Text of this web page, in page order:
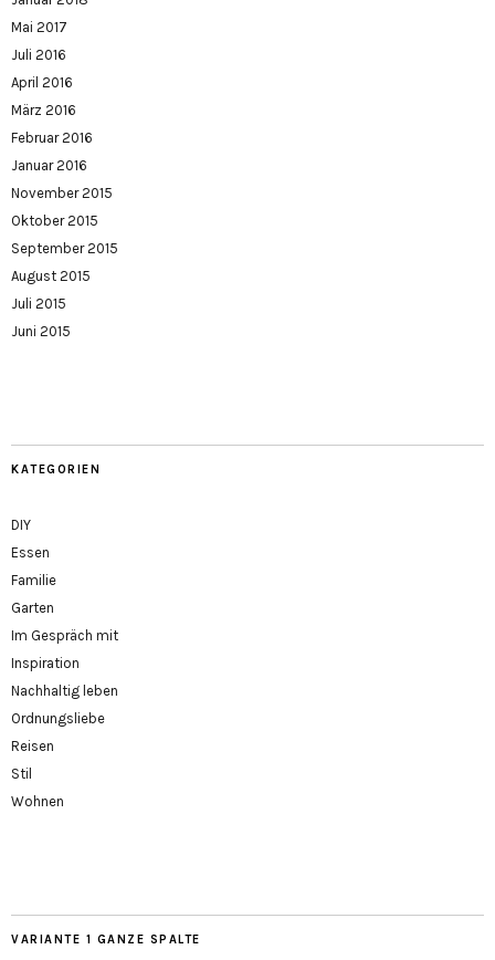
Mai 2017
Juli 2016
April 2016
März 2016
Februar 2016
Januar 2016
November 2015
Oktober 2015
September 2015
August 2015
Juli 2015
Juni 2015
KATEGORIEN
DIY
Essen
Familie
Garten
Im Gespräch mit
Inspiration
Nachhaltig leben
Ordnungsliebe
Reisen
Stil
Wohnen
VARIANTE 1 GANZE SPALTE